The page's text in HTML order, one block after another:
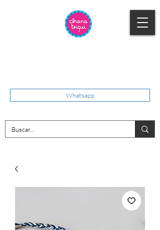
Whatsapp